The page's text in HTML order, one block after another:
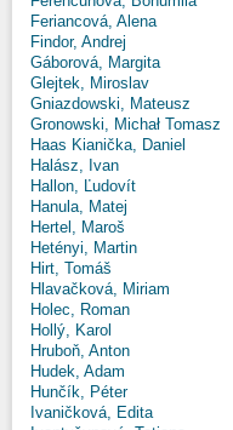
Feriancová, Alena
Findor, Andrej
Gáborová, Margita
Glejtek, Miroslav
Gniazdowski, Mateusz
Gronowski, Michał Tomasz
Haas Kianička, Daniel
Halász, Ivan
Hallon, Ľudovít
Hanula, Matej
Hertel, Maroš
Hetényi, Martin
Hirt, Tomáš
Hlavačková, Miriam
Holec, Roman
Hollý, Karol
Hruboň, Anton
Hudek, Adam
Hunčík, Péter
Ivaničková, Edita